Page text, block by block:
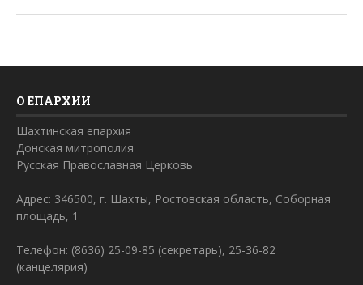
О ЕПАРХИИ
Шахтинская епархия
Донская митрополия
Русская Православная Церковь
Адрес: 346500, г. Шахты, Ростовская область, Соборная
площадь, 1
Телефон: (8636) 25-09-85 (секретарь), 25-36-82
(канцелярия)